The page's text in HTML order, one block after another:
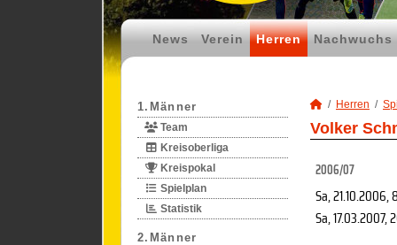
News Verein Herren Nachwuchs
1.Männer
Team
Kreisoberliga
Kreispokal
Spielplan
Statistik
2.Männer
Herren
Volker
2006/07
Sa, 21.10.2006,
Sa, 17.03.2007,